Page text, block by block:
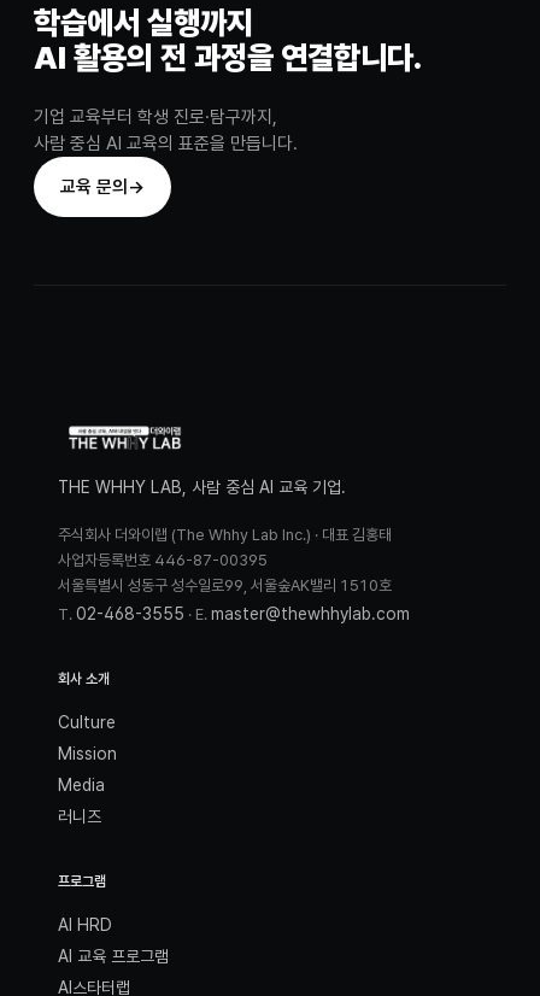
학습에서 실행까지
AI 활용의 전 과정을 연결합니다.
기업 교육부터 학생 진로·탐구까지,
사람 중심 AI 교육의 표준을 만듭니다.
교육 문의 →
THE WHHY LAB, 사람 중심 AI 교육 기업.
주식회사 더와이랩 (The Whhy Lab Inc.) · 대표 김홍태
사업자등록번호 446-87-00395
서울특별시 성동구 성수일로99, 서울숲AK밸리 1510호
T. 02-468-3555 · E. master@thewhhylab.com
회사 소개
Culture
Mission
Media
러니즈
프로그램
AI HRD
AI 교육 프로그램
AI스타터랩